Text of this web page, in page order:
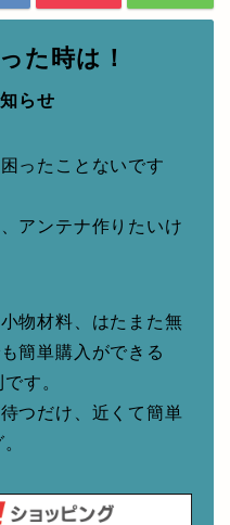
た時は！
らせ
ったことないです
アンテナ作りたいけ
物材料、はたまた無
簡単購入ができる
す。
つだけ、近くて簡単